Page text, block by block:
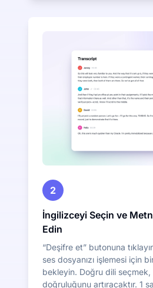
2
İngilizceyi Seçin ve
Edin
“Deşifre et” butonuna
ses dosyanızı işlemesi için
bekleyin. Doğru dili
doğruluğunu artıracaktır. 1